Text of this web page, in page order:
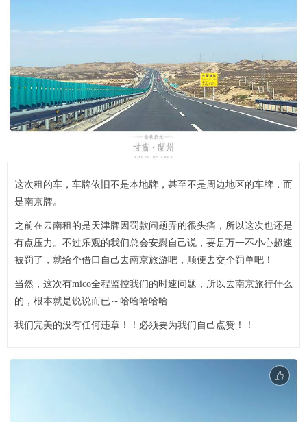
这次租的车，车牌依旧不是本地牌，甚至不是周边地区的车牌，而
是南京牌。
之前在云南租的是天津牌因罚款问题弄的很头痛，所以这次也还是
有点压力。不过乐观的我们总会安慰自己说，要是万一不小心超速
被罚了，就给个借口自己去南京旅游吧，顺便去交个罚单吧！
当然，这次有mico全程监控我们的时速问题，所以去南京旅行什么
的，根本就是说说而已～哈哈哈哈哈
我们完美的没有任何违章！！必须要为我们自己点赞！！